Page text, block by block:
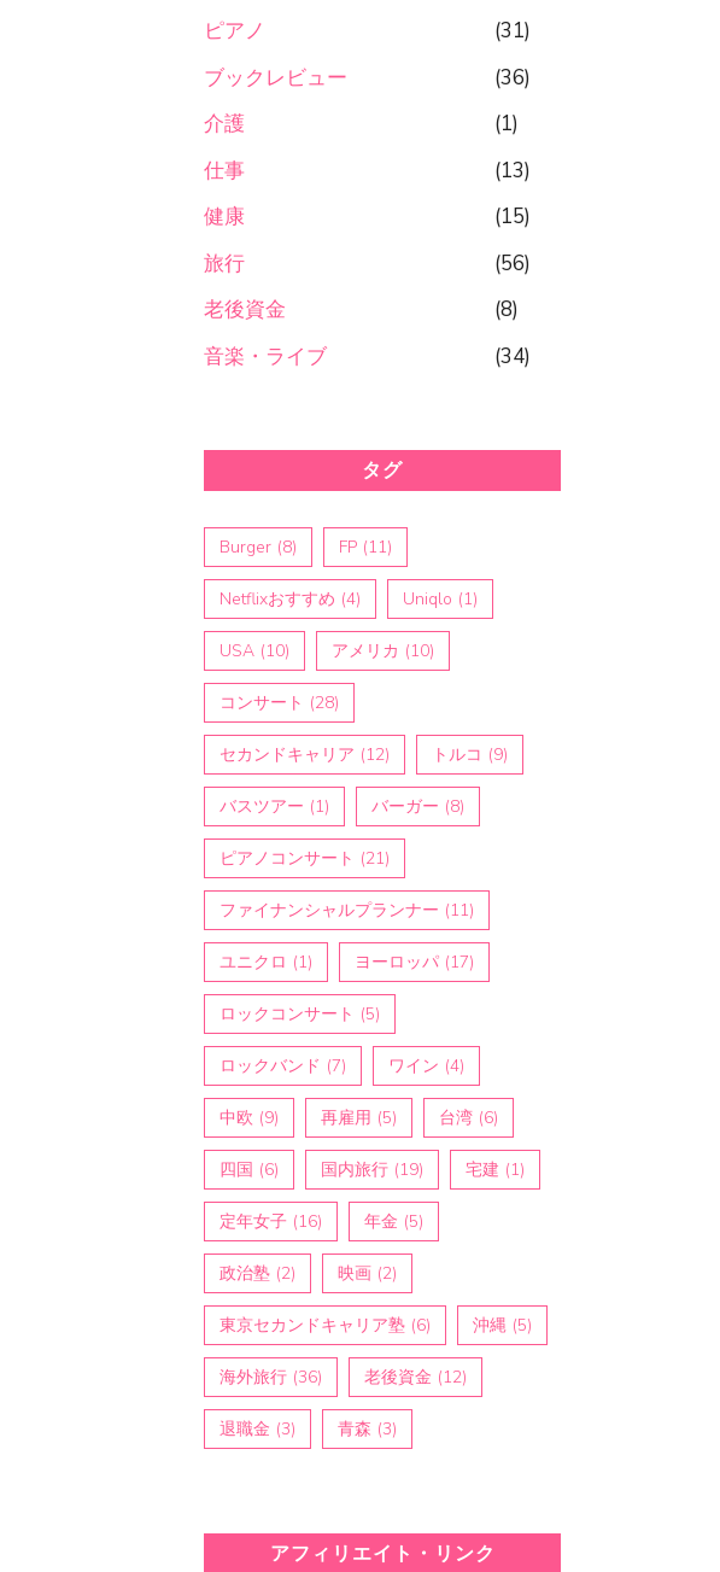
ピアノ
(31)
ブックレビュー
(36)
介護
(1)
仕事
(13)
健康
(15)
旅行
(56)
老後資金
(8)
音楽・ライブ
(34)
タグ
Burger (8) FP (11)
Netflixおすすめ (4) Uniqlo (1)
USA (10) アメリカ (10)
コンサート (28)
セカンドキャリア (12) トルコ (9)
バスツアー (1) バーガー (8)
ピアノコンサート (21)
ファイナンシャルプランナー (11)
ユニクロ (1) ヨーロッパ (17)
ロックコンサート (5)
ロックバンド (7) ワイン (4)
中欧 (9) 再雇用 (5) 台湾 (6)
四国 (6) 国内旅行 (19) 宅建 (1)
定年女子 (16) 年金 (5)
政治塾 (2) 映画 (2)
東京セカンドキャリア塾 (6) 沖縄 (5)
海外旅行 (36) 老後資金 (12)
退職金 (3) 青森 (3)
アフィリエイト・リンク